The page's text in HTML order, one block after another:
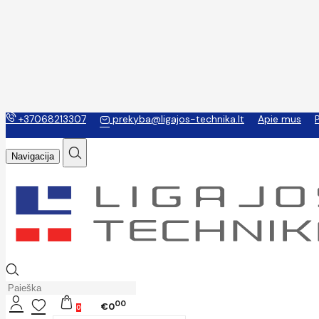
+37068213307 prekyba@ligajos-technika.lt Apie mus
Navigacija
0 €000